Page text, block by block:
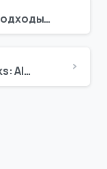
Кракен: Безопасные подходы к даркнету в 2026 году
Online Gokken Zonder Cruks: Alles Wat Je Moet Weten1479641